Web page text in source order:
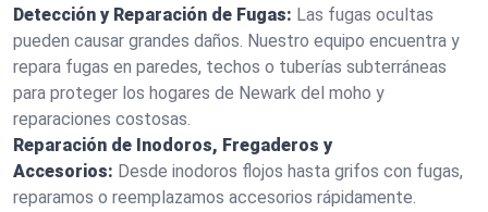
Detección y Reparación de Fugas: Las fugas ocultas
pueden causar grandes daños. Nuestro equipo encuentra y
repara fugas en paredes, techos o tuberías subterráneas
para proteger los hogares de Newark del moho y
reparaciones costosas.
Reparación de Inodoros, Fregaderos y
Accesorios: Desde inodoros flojos hasta grifos con fugas,
reparamos o reemplazamos accesorios rápidamente.